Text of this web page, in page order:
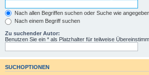
Nach allen Begriffen suchen oder Suche wie
Nach einem Begriff suchen
Zu suchender Autor:
Benutzen Sie ein * als Platzhalter für teilweise
SUCHOPTIONEN